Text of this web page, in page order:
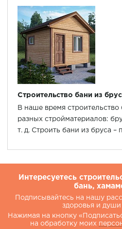
Строительство бани из
В наше время строительство
разных стройматериалов:
т. д. Строить бани из бруса –
Интересуетесь
бань,
Подписывайтесь на нашу
здоровья и души
Нажимая на кнопку
на обработку моих